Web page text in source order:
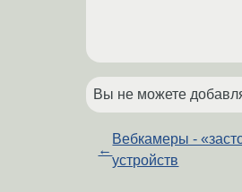
Вы не можете
←
Вебкамеры -
устройств